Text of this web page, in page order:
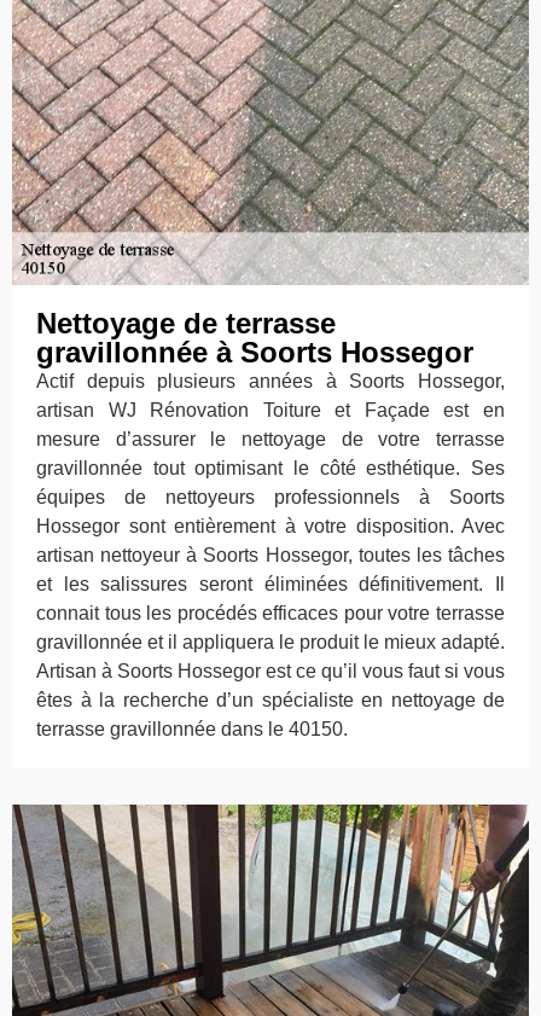
Nettoyage de terrasse
gravillonnée à Soorts Hossegor
Actif depuis plusieurs années à Soorts Hossegor,
artisan WJ Rénovation Toiture et Façade est en
mesure d’assurer le nettoyage de votre terrasse
gravillonnée tout optimisant le côté esthétique. Ses
équipes de nettoyeurs professionnels à Soorts
Hossegor sont entièrement à votre disposition. Avec
artisan nettoyeur à Soorts Hossegor, toutes les tâches
et les salissures seront éliminées définitivement. Il
connait tous les procédés efficaces pour votre terrasse
gravillonnée et il appliquera le produit le mieux adapté.
Artisan à Soorts Hossegor est ce qu’il vous faut si vous
êtes à la recherche d’un spécialiste en nettoyage de
terrasse gravillonnée dans le 40150.